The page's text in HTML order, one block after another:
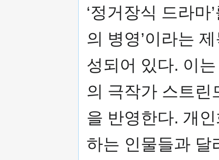
‘정거장식 드라마
의 병영’이라는
성되어 있다. 이
의 극작가 스트린
을 반영한다. 개
하는 인물들과 달